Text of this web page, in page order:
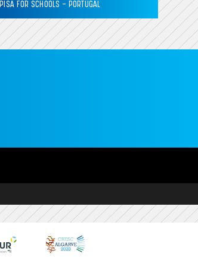
PISA FOR SCHOOLS – PORTUGAL